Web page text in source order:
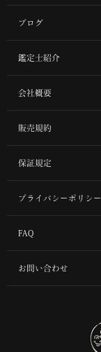
ブログ
鑑定士紹介
会社概要
販売規約
保証規定
プライバシーポリシー
FAQ
お問い合わせ